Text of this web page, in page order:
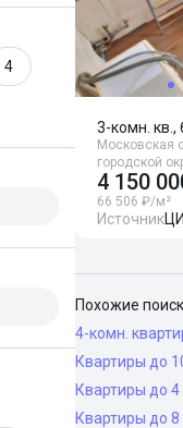
4
3-комн. кв.,
Московская
городской
4 150
66 506 ₽/м²
Источник
Похожие
4-комн.
Квартиры до
Квартиры до
Квартиры до